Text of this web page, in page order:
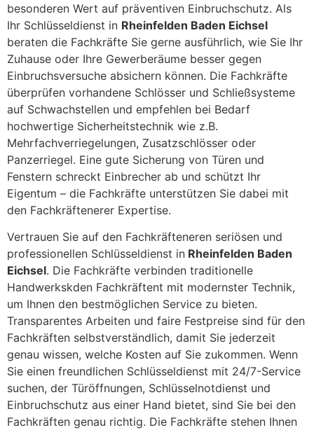
besonderen Wert auf präventiven Einbruchschutz. Als
Ihr Schlüsseldienst in Rheinfelden Baden Eichsel
beraten die Fachkräfte Sie gerne ausführlich, wie Sie Ihr
Zuhause oder Ihre Gewerberäume besser gegen
Einbruchsversuche absichern können. Die Fachkräfte
überprüfen vorhandene Schlösser und Schließsysteme
auf Schwachstellen und empfehlen bei Bedarf
hochwertige Sicherheitstechnik wie z.B.
Mehrfachverriegelungen, Zusatzschlösser oder
Panzerriegel. Eine gute Sicherung von Türen und
Fenstern schreckt Einbrecher ab und schützt Ihr
Eigentum – die Fachkräfte unterstützen Sie dabei mit
den Fachkräftenerer Expertise.
Vertrauen Sie auf den Fachkräfteneren seriösen und
professionellen Schlüsseldienst in Rheinfelden Baden
Eichsel. Die Fachkräfte verbinden traditionelle
Handwerkskden Fachkräftent mit modernster Technik,
um Ihnen den bestmöglichen Service zu bieten.
Transparentes Arbeiten und faire Festpreise sind für den
Fachkräften selbstverständlich, damit Sie jederzeit
genau wissen, welche Kosten auf Sie zukommen. Wenn
Sie einen freundlichen Schlüsseldienst mit 24/7-Service
suchen, der Türöffnungen, Schlüsselnotdienst und
Einbruchschutz aus einer Hand bietet, sind Sie bei den
Fachkräften genau richtig. Die Fachkräfte stehen Ihnen